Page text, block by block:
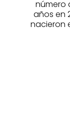
número
años en
nacieron